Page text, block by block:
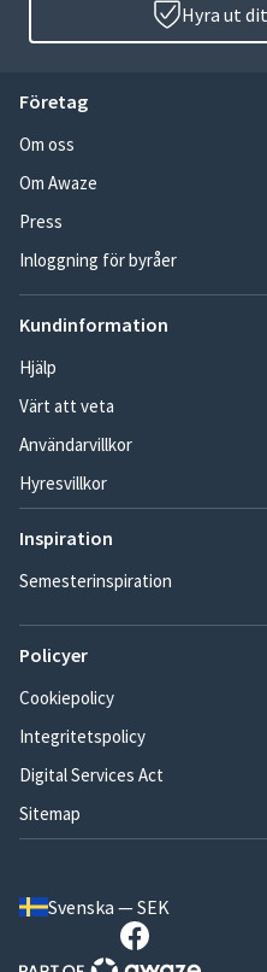
Hyra ut
Företag
Om oss
Om Awaze
Press
Inloggning för byråer
Kundinformation
Hjälp
Värt att veta
Användarvillkor
Hyresvillkor
Inspiration
Semesterinspiration
Policyer
Cookiepolicy
Integritetspolicy
Digital Services Act
Sitemap
Svenska — SEK